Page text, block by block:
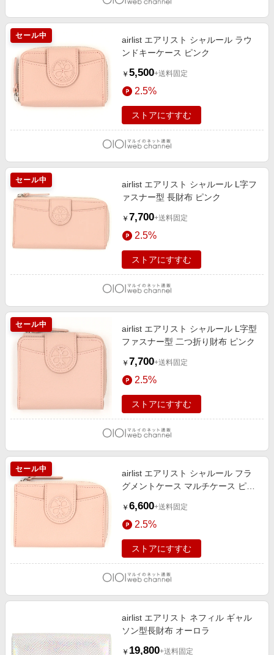
セール中
airlist エアリスト シャルール ラウ
ンドキーケース ピンク
￥ 5,500+送料固定
2.5%
ストアにすすむ
セール中
airlist エアリスト シャルール L字フ
ァスナー型 長財布 ピンク
￥ 7,700+送料固定
2.5%
ストアにすすむ
セール中
airlist エアリスト シャルール L字型
ファスナー型 二つ折り財布 ピンク
￥ 7,700+送料固定
2.5%
ストアにすすむ
セール中
airlist エアリスト シャルール フラ
グメントケース マルチケース ピン
￥ 6,600+送料固定
2.5%
ストアにすすむ
airlist エアリスト ネフィル ギャル
ソン型長財布 オーロラ
￥ 19,800+送料固定